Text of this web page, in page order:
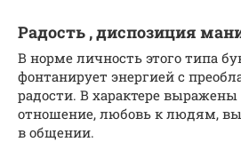
Радость , диспозиция
В норме личность этого типа
фонтанирует энергией с
радости. В характере выражены
отношение, любовь к людям,
в общении.